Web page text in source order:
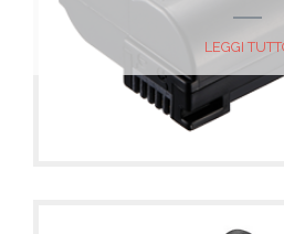
LEGGI